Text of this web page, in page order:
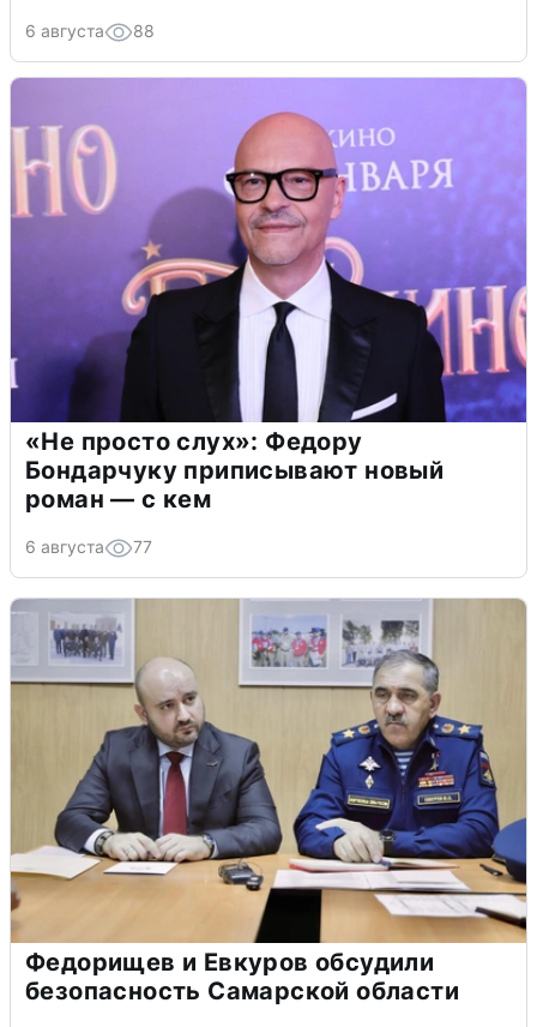
6 августа 88
«Не просто слух»: Федору
Бондарчуку приписывают новый
роман — с кем
6 августа 77
Федорищев и Евкуров обсудили
безопасность Самарской области